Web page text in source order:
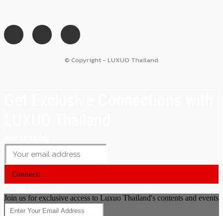
© Copyright - LUXUO Thailand
Connect!
Join us for exclusive access to Luxuo Thailand's contents and events